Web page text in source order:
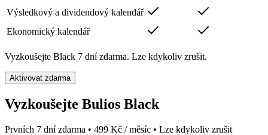
Výsledkový a dividendový kalendář
Ekonomický kalendář
Vyzkoušejte Black 7 dní zdarma. Lze kdykoliv zrušit.
Aktivovat zdarma
Vyzkoušejte Bulios Black
Prvních 7 dní zdarma • 499 Kč / měsíc • Lze kdykoliv zrušit